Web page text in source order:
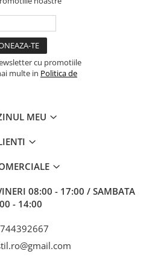
cu promotiile
multe in Politica de
MEU
08:00 - 17:00 / SAMBATA
- 14:00